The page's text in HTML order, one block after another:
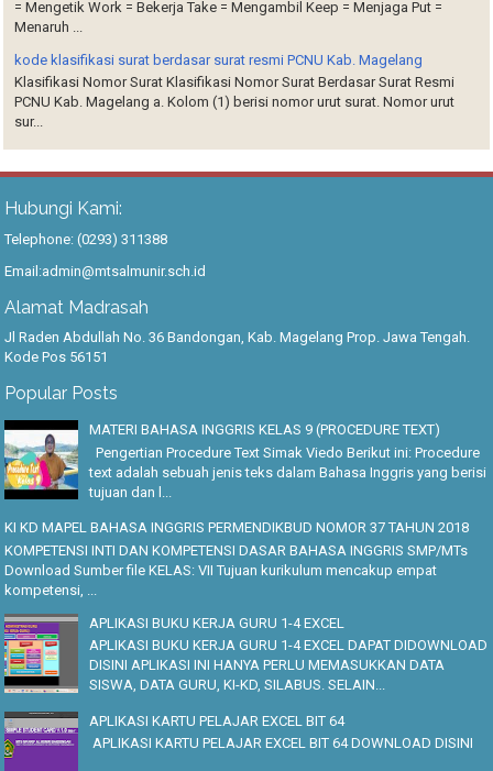
= Mengetik Work = Bekerja Take = Mengambil Keep = Menjaga Put =
Menaruh ...
kode klasifikasi surat berdasar surat resmi PCNU Kab. Magelang
Klasifikasi Nomor Surat Klasifikasi Nomor Surat Berdasar Surat Resmi
PCNU Kab. Magelang a. Kolom (1) berisi nomor urut surat. Nomor urut
sur...
Hubungi Kami:
Telephone: (0293) 311388
Email:admin@mtsalmunir.sch.id
Alamat Madrasah
Jl Raden Abdullah No. 36 Bandongan, Kab. Magelang Prop. Jawa Tengah.
Kode Pos 56151
Popular Posts
MATERI BAHASA INGGRIS KELAS 9 (PROCEDURE TEXT)
Pengertian Procedure Text Simak Viedo Berikut ini: Procedure
text adalah sebuah jenis teks dalam Bahasa Inggris yang berisi
tujuan dan l...
KI KD MAPEL BAHASA INGGRIS PERMENDIKBUD NOMOR 37 TAHUN 2018
KOMPETENSI INTI DAN KOMPETENSI DASAR BAHASA INGGRIS SMP/MTs
Download Sumber file KELAS: VII Tujuan kurikulum mencakup empat
kompetensi, ...
APLIKASI BUKU KERJA GURU 1-4 EXCEL
APLIKASI BUKU KERJA GURU 1-4 EXCEL DAPAT DIDOWNLOAD
DISINI APLIKASI INI HANYA PERLU MEMASUKKAN DATA
SISWA, DATA GURU, KI-KD, SILABUS. SELAIN...
APLIKASI KARTU PELAJAR EXCEL BIT 64
APLIKASI KARTU PELAJAR EXCEL BIT 64 DOWNLOAD DISINI